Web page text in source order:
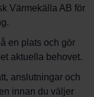
Värmekälla AB för
en plats och gör
aktuella behovet.
anslutningar och
innan du väljer